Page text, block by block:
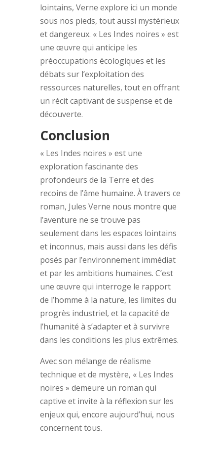
lointains, Verne explore ici un monde
sous nos pieds, tout aussi mystérieux
et dangereux. « Les Indes noires » est
une œuvre qui anticipe les
préoccupations écologiques et les
débats sur l’exploitation des
ressources naturelles, tout en offrant
un récit captivant de suspense et de
découverte.
Conclusion
« Les Indes noires » est une
exploration fascinante des
profondeurs de la Terre et des
recoins de l’âme humaine. À travers ce
roman, Jules Verne nous montre que
l’aventure ne se trouve pas
seulement dans les espaces lointains
et inconnus, mais aussi dans les défis
posés par l’environnement immédiat
et par les ambitions humaines. C’est
une œuvre qui interroge le rapport
de l’homme à la nature, les limites du
progrès industriel, et la capacité de
l’humanité à s’adapter et à survivre
dans les conditions les plus extrêmes.
Avec son mélange de réalisme
technique et de mystère, « Les Indes
noires » demeure un roman qui
captive et invite à la réflexion sur les
enjeux qui, encore aujourd’hui, nous
concernent tous.